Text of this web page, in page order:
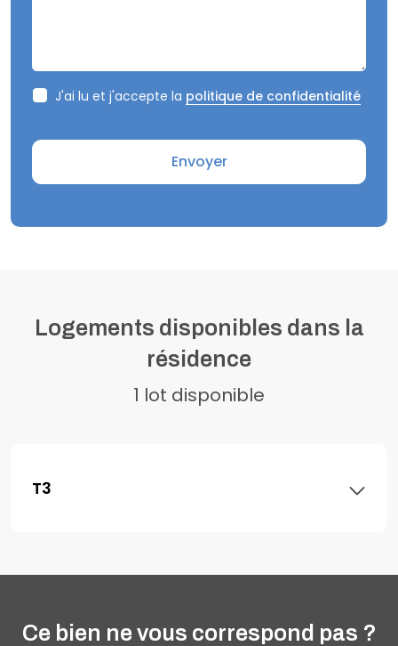
J'ai lu et j'accepte la politique de confidentialité
Logements disponibles dans la
résidence
1 lot disponible
T3
Ce bien ne vous correspond pas ?